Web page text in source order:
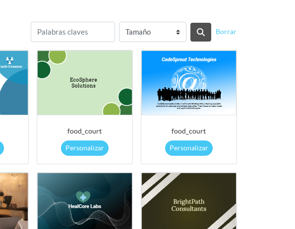
Borrar
food_court
Personalizar
food_court
Personalizar